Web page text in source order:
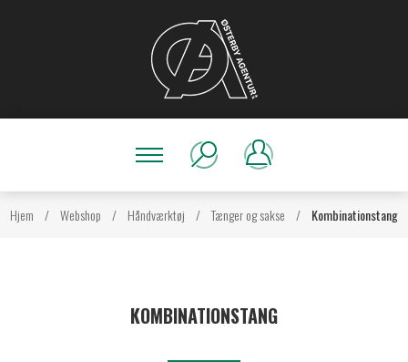
Hjem / Webshop / Håndværktøj / Tænger og sakse / Kombinationstang
KOMBINATIONSTANG